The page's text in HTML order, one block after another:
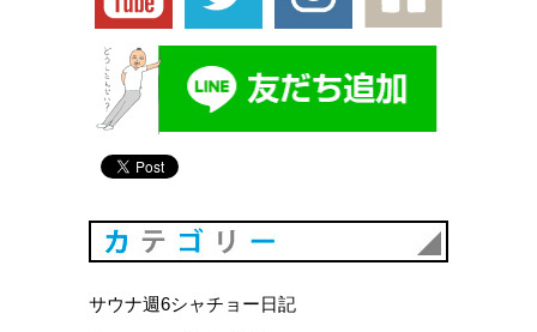
サウナ週6シャチョー日記